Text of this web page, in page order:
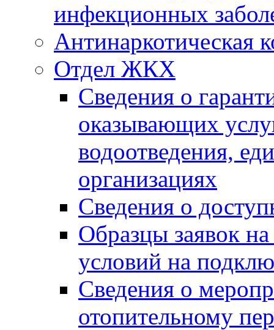
инфекционных
Антинаркотическая
Отдел ЖКХ
Сведения о
оказывающих
водоотведения,
организациях
Сведения о
Образцы заявок
условий на
Сведения о
отопительному